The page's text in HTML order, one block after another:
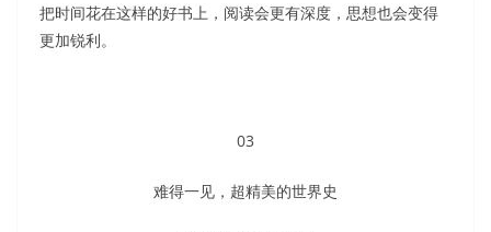
把时间花在这样的好书上，阅读会更有深度，思想也会变得
更加锐利。
03
难得一见，超精美的世界史